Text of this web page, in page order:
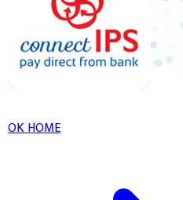
OK HOME